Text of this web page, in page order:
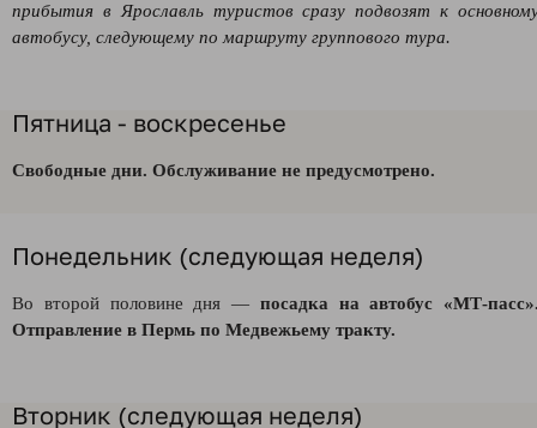
прибытия в Ярославль туристов сразу подвозят к
автобусу, следующему по маршруту группового тура.
Пятница - воскресенье
Свободные дни. Обслуживание не предусмотрено.
Понедельник (следующая неделя)
Во второй половине дня — посадка на автобус «МТ-
Отправление в Пермь по Медвежьему тракту.
Вторник (следующая неделя)